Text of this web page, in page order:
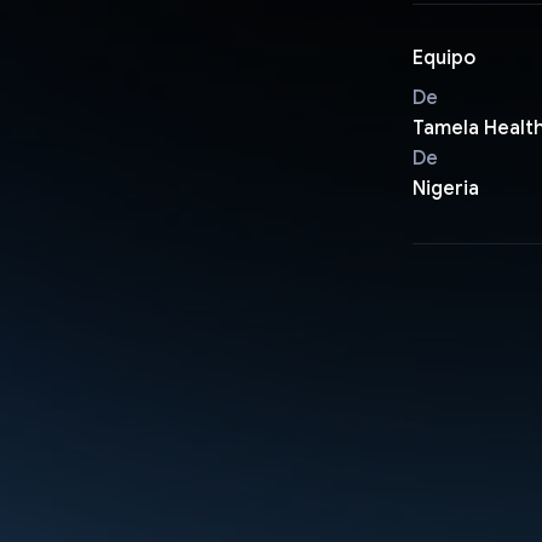
Equipo
De
Tamela
De
Nigeria